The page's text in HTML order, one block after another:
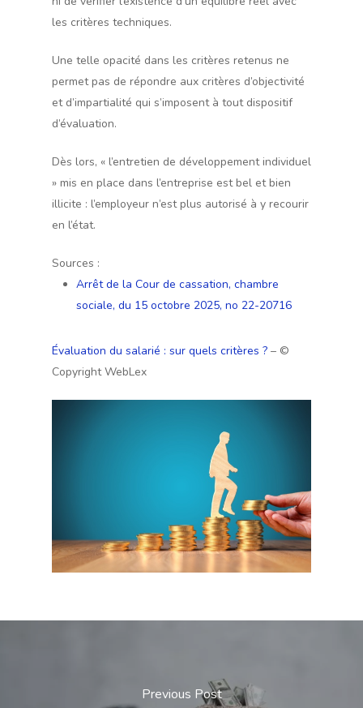
les critères techniques.
Une telle opacité dans les critères retenus ne
permet pas de répondre aux critères d’objectivité
et d’impartialité qui s’imposent à tout dispositif
d’évaluation.
Dès lors, « l’entretien de développement individuel
» mis en place dans l’entreprise est bel et bien
illicite : l’employeur n’est plus autorisé à y recourir
en l’état.
Sources :
Arrêt de la Cour de cassation, chambre
sociale, du 15 octobre 2025, no 22-20716
Évaluation du salarié : sur quels critères ? – ©
Copyright WebLex
Previous Post